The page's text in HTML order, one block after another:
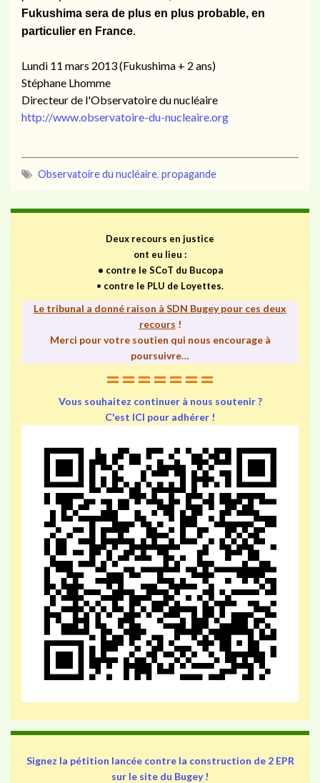
Fukushima sera de plus en plus probable, en
particulier en France.
Lundi 11 mars 2013 (Fukushima + 2 ans)
Stéphane Lhomme
Directeur de l'Observatoire du nucléaire
http://www.observatoire-du-nucleaire.org
Observatoire du nucléaire, propagande
Deux recours en justice
ont eu lieu :
• contre le SCoT du Bucopa
• contre le PLU de Loyettes.
Le tribunal a donné raison à SDN Bugey pour ces deux
recours !
Merci pour votre soutien qui nous encourage à
poursuivre…
=======
Vous souhaitez continuer à nous soutenir ?
C'est ICI pour adhérer !
Signez la pétition lancée contre la construction de 2 EPR
sur le site du Bugey !